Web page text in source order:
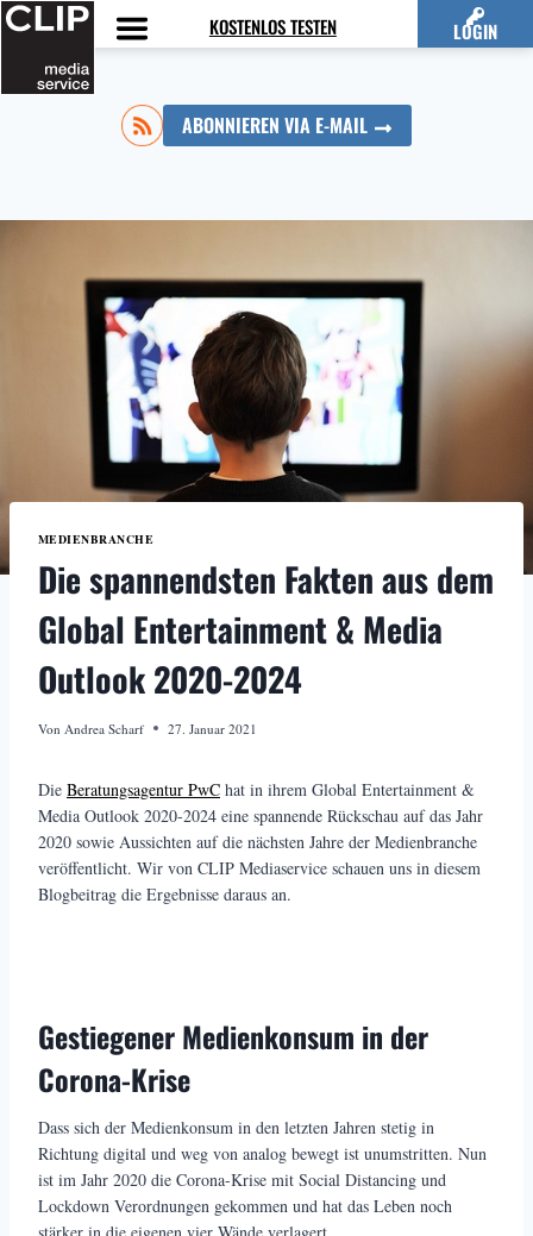
Zum
Inhalt
springen
KOSTENLOS TESTEN LOGIN
ABONNIEREN VIA E-MAIL
MEDIENBRANCHE
Die spannendsten Fakten aus dem
Global Entertainment & Media
Outlook 2020-2024
Von Andrea Scharf 27. Januar 2021
Die Beratungsagentur PwC hat in ihrem Global Entertainment &
Media Outlook 2020-2024 eine spannende Rückschau auf das Jahr
2020 sowie Aussichten auf die nächsten Jahre der Medienbranche
veröffentlicht. Wir von CLIP Mediaservice schauen uns in diesem
Blogbeitrag die Ergebnisse daraus an.
Gestiegener Medienkonsum in der
Corona-Krise
Dass sich der Medienkonsum in den letzten Jahren stetig in
Richtung digital und weg von analog bewegt ist unumstritten. Nun
ist im Jahr 2020 die Corona-Krise mit Social Distancing und
Lockdown Verordnungen gekommen und hat das Leben noch
stärker in die eigenen vier Wände verlagert.